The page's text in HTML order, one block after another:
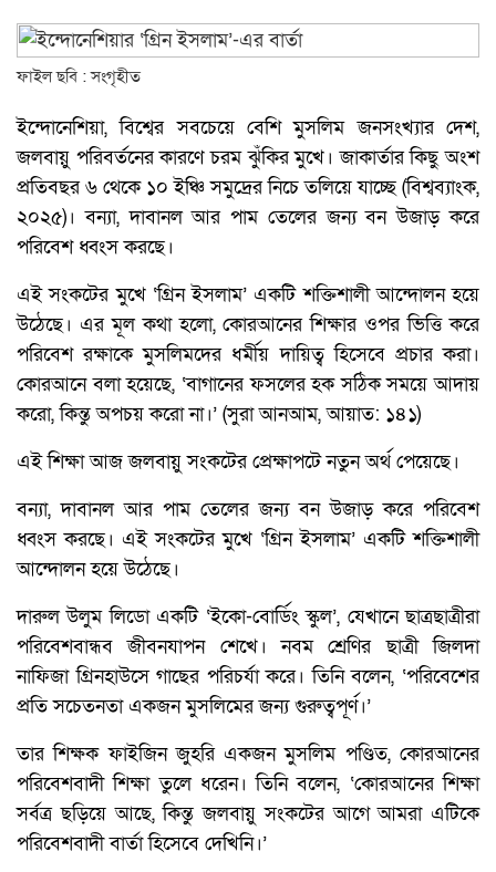
ফাইল ছবি : সংগৃহীত
ইন্দোনেশিয়া, বিশ্বের সবচেয়ে বেশি মুসলিম জনসংখ্যার দেশ,
জলবায়ু পরিবর্তনের কারণে চরম ঝুঁকির মুখে। জাকার্তার কিছু অংশ
প্রতিবছর ৬ থেকে ১০ ইঞ্চি সমুদ্রের নিচে তলিয়ে যাচ্ছে (বিশ্বব্যাংক,
২০২৫)। বন্যা, দাবানল আর পাম তেলের জন্য বন উজাড় করে
পরিবেশ ধ্বংস করছে।
এই সংকটের মুখে ‘গ্রিন ইসলাম’ একটি শক্তিশালী আন্দোলন হয়ে
উঠেছে। এর মূল কথা হলো, কোরআনের শিক্ষার ওপর ভিত্তি করে
পরিবেশ রক্ষাকে মুসলিমদের ধর্মীয় দায়িত্ব হিসেবে প্রচার করা।
কোরআনে বলা হয়েছে, ‘বাগানের ফসলের হক সঠিক সময়ে আদায়
করো, কিন্তু অপচয় করো না।’ (সুরা আনআম, আয়াত: ১৪১)
এই শিক্ষা আজ জলবায়ু সংকটের প্রেক্ষাপটে নতুন অর্থ পেয়েছে।
বন্যা, দাবানল আর পাম তেলের জন্য বন উজাড় করে পরিবেশ
ধ্বংস করছে। এই সংকটের মুখে ‘গ্রিন ইসলাম’ একটি শক্তিশালী
আন্দোলন হয়ে উঠেছে।
দারুল উলুম লিডো একটি ‘ইকো-বোর্ডিং স্কুল’, যেখানে ছাত্রছাত্রীরা
পরিবেশবান্ধব জীবনযাপন শেখে। নবম শ্রেণির ছাত্রী জিলদা
নাফিজা গ্রিনহাউসে গাছের পরিচর্যা করে। তিনি বলেন, ‘পরিবেশের
প্রতি সচেতনতা একজন মুসলিমের জন্য গুরুত্বপূর্ণ।’
তার শিক্ষক ফাইজিন জুহরি একজন মুসলিম পণ্ডিত, কোরআনের
পরিবেশবাদী শিক্ষা তুলে ধরেন। তিনি বলেন, ‘কোরআনের শিক্ষা
সর্বত্র ছড়িয়ে আছে, কিন্তু জলবায়ু সংকটের আগে আমরা এটিকে
পরিবেশবাদী বার্তা হিসেবে দেখিনি।’